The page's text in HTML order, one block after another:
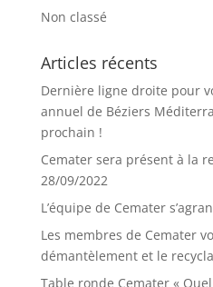
Non classé
Articles récents
Dernière ligne droite pour
annuel de Béziers
prochain !
Cemater sera présent à la
28/09/2022
L’équipe de Cemater
Les membres de Cemater
démantèlement et le
Table ronde Cemater «